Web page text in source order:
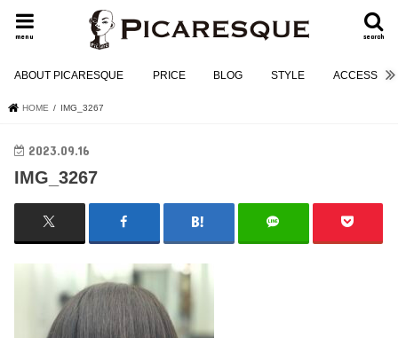
search
menu
ABOUT PICARESQUE PRICE BLOG STYLE ACCESS
HOME IMG_3267
2023.09.16
IMG_3267